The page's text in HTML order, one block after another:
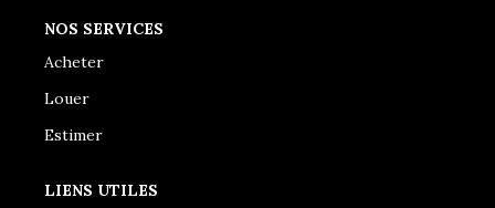
NOS SERVICES
Acheter
Louer
Estimer
LIENS UTILES